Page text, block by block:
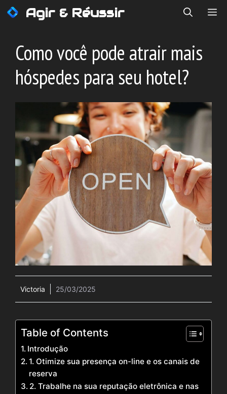
Saltar
para
conteúdo
Agir & Réussir
Como você pode atrair mais
hóspedes para seu hotel?
Victoria 25/03/2025
Table of Contents
Introdução
1. Otimize sua presença on-line e os canais de
reserva
2. Trabalhe na sua reputação eletrônica e nas